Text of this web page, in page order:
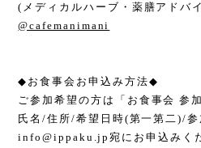
( メディカルハーブ・薬膳アドバ
@cafemanimani
◆ お食事会お申込み方法◆
ご参加希望の方は「お食事会 参
氏名/住所/希望日時(第一第二)/参
info@ippaku.jp宛にお申込みく